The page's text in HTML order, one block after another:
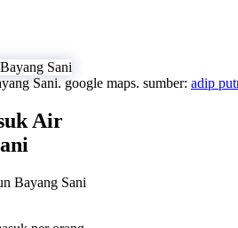
Sani. google maps. sumber: adip
Air
Bayang Sani